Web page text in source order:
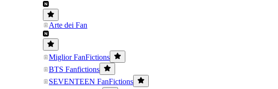
Arte dei Fan
Miglior FanFictions
BTS Fanfictions
SEVENTEEN FanFictions